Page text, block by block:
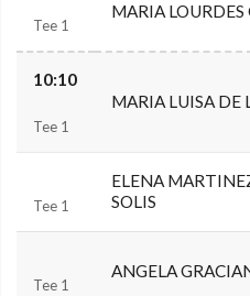
Tee 1
MARIA LOURDES
10:10
Tee 1
MARIA LUISA DE
Tee 1
ELENA
SOLIS
Tee 1
ANGELA